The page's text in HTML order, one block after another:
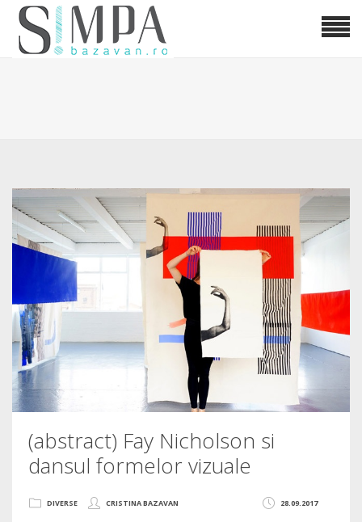
(abstract) Fay Nicholson si
dansul formelor vizuale
28.09.2017
DIVERSE CRISTINA BAZAVAN